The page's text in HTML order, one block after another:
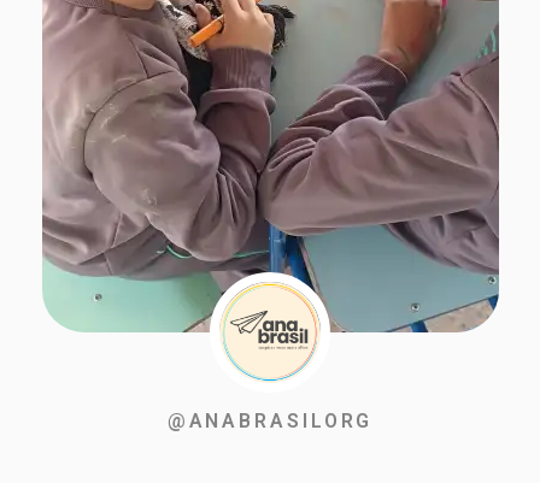
@ANABRASILORG